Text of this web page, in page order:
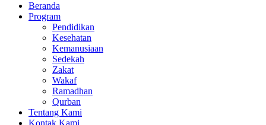
Beranda
Program
Pendidikan
Kesehatan
Kemanusiaan
Sedekah
Zakat
Wakaf
Ramadhan
Qurban
Tentang Kami
Kontak Kami